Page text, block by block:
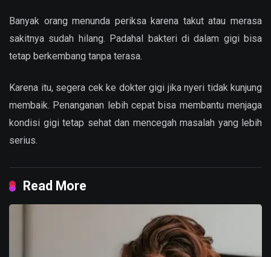
Banyak orang menunda periksa karena takut atau merasa
sakitnya sudah hilang. Padahal bakteri di dalam gigi bisa
tetap berkembang tanpa terasa.
Karena itu, segera cek ke dokter gigi jika nyeri tidak kunjung
membaik. Penanganan lebih cepat bisa membantu menjaga
kondisi gigi tetap sehat dan mencegah masalah yang lebih
serius.
Read More